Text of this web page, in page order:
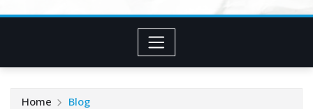
Home Blog